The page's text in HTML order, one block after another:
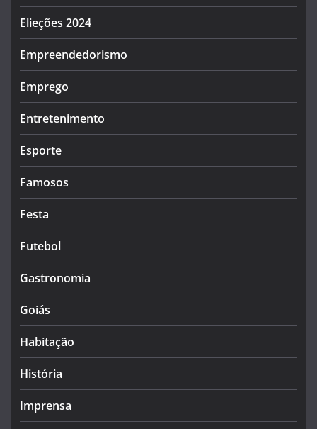
Elieções 2024
Empreendedorismo
Emprego
Entretenimento
Esporte
Famosos
Festa
Futebol
Gastronomia
Goiás
Habitação
História
Imprensa